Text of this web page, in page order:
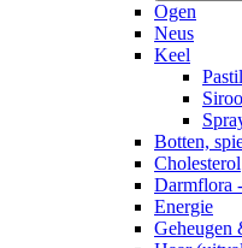
Ogen
Neus
Keel
Botten,
Cholesterol
Darmflora
Energie
Geheugen